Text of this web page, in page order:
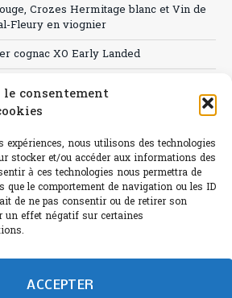
le consentement
nous utilisons des technologies
stocker et/ou accéder aux informations des
à ces technologies nous permettra de
que le comportement de navigation ou les ID
de ne pas consentir ou de retirer son
un effet négatif sur certaines
ACCEPTER
Crozes Hermitage blanc et Vin de
Fleury en viognier
cognac XO Early Landed
est dangereux pour la santé.
bistro.com est une publication 100%
contact@paris-bistro.com